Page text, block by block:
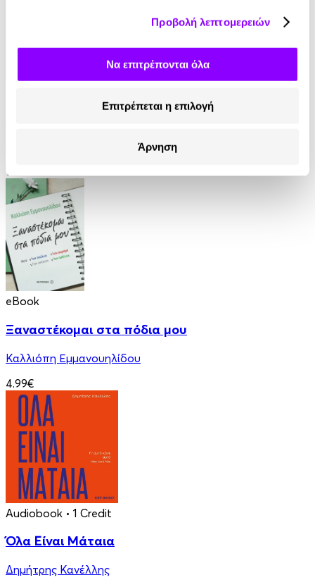
Προβολή λεπτομερειών
Να επιτρέπονται όλα
Επιτρέπεται η επιλογή
Άρνηση
Ανάμεσα σε βαμπίρ
12.99€
eBook
Ξαναστέκομαι στα πόδια μου
Καλλιόπη Εμμανουηλίδου
4.99€
Audiobook • 1 Credit
Όλα Είναι Μάταια
Δημήτρης Κανέλλης